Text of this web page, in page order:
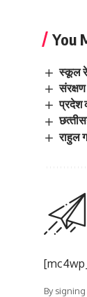
You
स्कूल
प्रदेश
राहुल
By